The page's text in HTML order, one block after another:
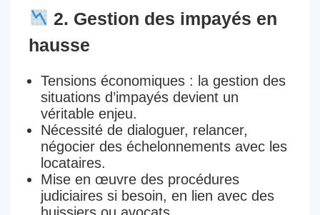
2. Gestion des impayés en
hausse
Tensions économiques : la gestion des
situations d’impayésdevient un
véritable enjeu.
Nécessité de dialoguer, relancer,
négocierdes échelonnements avec les
locataires.
Mise en œuvre des procédures
judiciairessi besoin, en lien avec des